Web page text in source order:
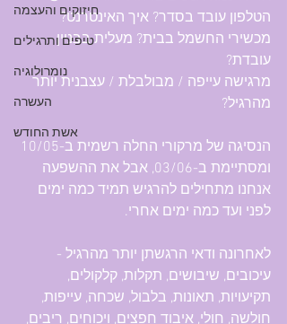
חיזוקים והעצמה
טיפים ותרגילים
נומרולוגיה
העשרה
אשת החודש
הטלפון עובד בסדר? איך האינטרנט?
מכשירי החשמל בבית? מעלית בבניין
עובדת?
מרגישה עייפה / מבולבלת / עצבנית יותר
מהרגיל?
ומסתיימת ב-03/06, אבל את ההשפעה
אנחנו מתחילים להרגיש תמיד כמה ימים
לפני ועד כמה ימים אחרי.
לאחרונה ודאי הרגשתן יותר מהרגיל -
עיכובים, שיבושים, תקלות, קלקולים,
תקיעויות, תאונות, בלבול, שכחה, עייפות,
חולשה, חולי, איבוד חפצים, ויכוחים, ריבים,